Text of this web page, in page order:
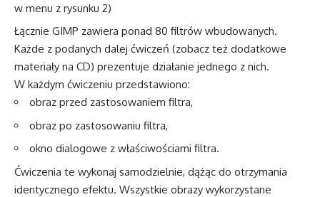
w menu z rysunku 2)
Łącznie GIMP zawiera ponad 80 filtrów wbudowanych.
Każde z podanych dalej ćwiczeń (zobacz też dodatkowe
materiały na CD) prezentuje działanie jednego z nich.
W każdym ćwiczeniu przedstawiono:
obraz przed zastosowaniem filtra,
obraz po zastosowaniu filtra,
okno dialogowe z właściwościami filtra.
Ćwiczenia te wykonaj samodzielnie, dążąc do otrzymania
identycznego efektu. Wszystkie obrazy wykorzystane